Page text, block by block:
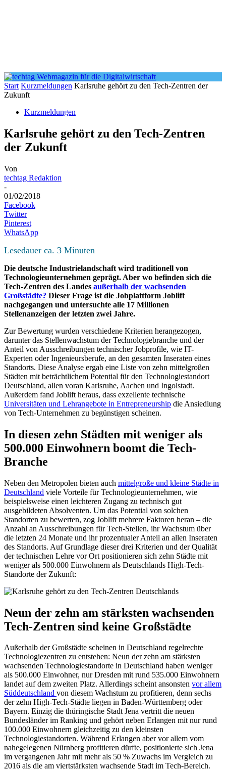
Start Kurzmeldungen Karlsruhe gehört zu den Tech-Zentren der
Zukunft
Kurzmeldungen
Karlsruhe gehört zu den Tech-Zentren
der Zukunft
Von
techtag Redaktion
-
01/02/2018
Facebook
Twitter
Pinterest
WhatsApp
Lesedauer ca. 3 Minuten
Die deutsche Industrielandschaft wird traditionell von
Technologieunternehmen geprägt. Aber wo befinden sich die
Tech-Zentren des Landes außerhalb der wachsenden
Großstädte? Dieser Frage ist die Jobplattform Joblift
nachgegangen und untersuchte alle 17 Millionen
Stellenanzeigen der letzten zwei Jahre.
Zur Bewertung wurden verschiedene Kriterien herangezogen,
darunter das Stellenwachstum der Technologiebranche und der
Anteil von Ausschreibungen technischer Jobprofile, wie IT-
Experten oder Ingenieursberufe, an den gesamten Inseraten eines
Standorts. Diese Analyse ergab eine Liste von zehn mittelgroßen
Städten mit beträchtlichem Potential für den Technologiestandort
Deutschland, allen voran Karlsruhe, Aachen und Ingolstadt.
Außerdem fand Joblift heraus, dass exzellente technische
Universitäten und Lehrangebote in Entrepreneurship die Ansiedlung
von Tech-Unternehmen zu begünstigen scheinen.
In diesen zehn Städten mit weniger als
500.000 Einwohnern boomt die Tech-
Branche
Neben den Metropolen bieten auch mittelgroße und kleine Städte in
Deutschland viele Vorteile für Technologieunternehmen, wie
beispielsweise einen leichteren Zugang zu technisch gut
ausgebildeten Absolventen. Um das Potential von solchen
Standorten zu bewerten, zog Joblift mehrere Faktoren heran – die
Anzahl an Ausschreibungen für Tech-Stellen, ihr Wachstum über
die letzten 24 Monate und ihr prozentualer Anteil an allen Inseraten
des Standorts. Auf Grundlage dieser drei Kriterien und der Qualität
der technischen Lehre vor Ort positionieren sich zehn Städte mit
weniger als 500.000 Einwohnern als Deutschlands High-Tech-
Standorte der Zukunft:
Neun der zehn am stärksten wachsenden
Tech-Zentren sind keine Großstädte
Außerhalb der Großstädte scheinen in Deutschland regelrechte
Technologiezentren zu entstehen: Neun der zehn am stärksten
wachsenden Technologiestandorte in Deutschland haben weniger
als 500.000 Einwohner, nur Dresden mit rund 535.000 Einwohnern
landet auf dem zweiten Platz. Allerdings scheint ansonsten vor allem
Süddeutschland von diesem Wachstum zu profitieren, denn sechs
der zehn High-Tech-Städte liegen in Baden-Württemberg oder
Bayern. Einzig die thüringische Stadt Jena vertritt die neuen
Bundesländer im Ranking und gehört neben Erlangen mit nur rund
100.000 Einwohnern gleichzeitig zu den kleinsten
Technologiestandorten. Während Erlangen aber vor allem vom
nahegelegenen Nürnberg profitieren dürfte, positionierte sich Jena
im vergangenen Jahr mit mehr als 50 % Zuwachs im Vergleich zu
2016 als die am viertstärksten wachsende Stadt im Tech-Bereich.